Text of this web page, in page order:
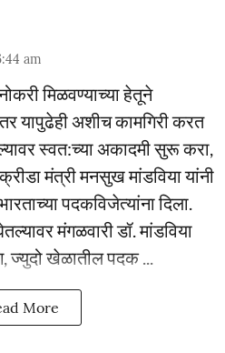
am
मिळवण्याच्या हेतूने
यापुढेही अशीच कामगिरी करत
स्वत:च्या अकादमी सुरू करा,
मंत्री मनसुख मांडविया यांनी
पदकविजेत्यांना दिला.
मंगळवारी डॉ. मांडविया
ज्युदो खेळातील पदक ...
More